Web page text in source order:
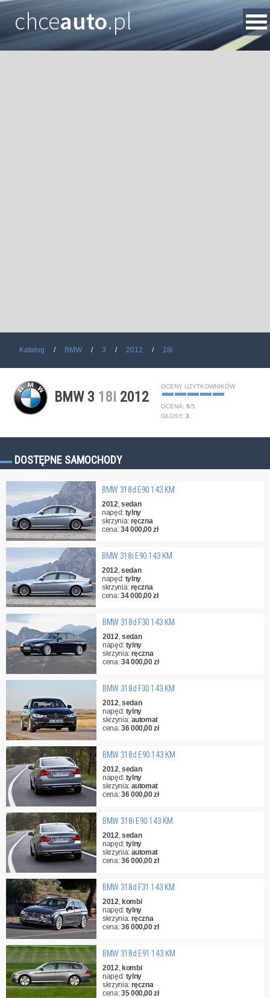
chceauto.pl
Katalog BMW 3 2012 18i
BMW 3 18i 2012
OCENY UŻYTKOWNIKÓW
OCENA: 5/5
GŁOSY: 3
DOSTĘPNE SAMOCHODY
BMW 318d E90 143 KM
2012,sedan
napęd: tylny
skrzynia: ręczna
cena:34 000,00 zł
BMW 318i E90 143 KM
2012,sedan
napęd: tylny
skrzynia: ręczna
cena:34 000,00 zł
BMW 318d F30 143 KM
2012,sedan
napęd: tylny
skrzynia: ręczna
cena:34 000,00 zł
BMW 318d F30 143 KM
2012,sedan
napęd: tylny
skrzynia: automat
cena:36 000,00 zł
BMW 318d E90 143 KM
2012,sedan
napęd: tylny
skrzynia: automat
cena:36 000,00 zł
BMW 318i E90 143 KM
2012,sedan
napęd: tylny
skrzynia: automat
cena:36 000,00 zł
BMW 318d F31 143 KM
2012, kombi
napęd: tylny
skrzynia: ręczna
cena:36 000,00 zł
BMW 318d E91 143 KM
2012, kombi
napęd: tylny
skrzynia: ręczna
cena:35 000,00 zł